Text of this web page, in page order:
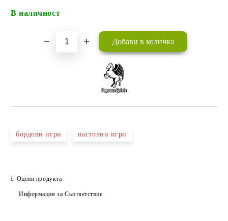
В наличност
бордови игри настолни игри
Оцени продукта
Информация за Съответствие